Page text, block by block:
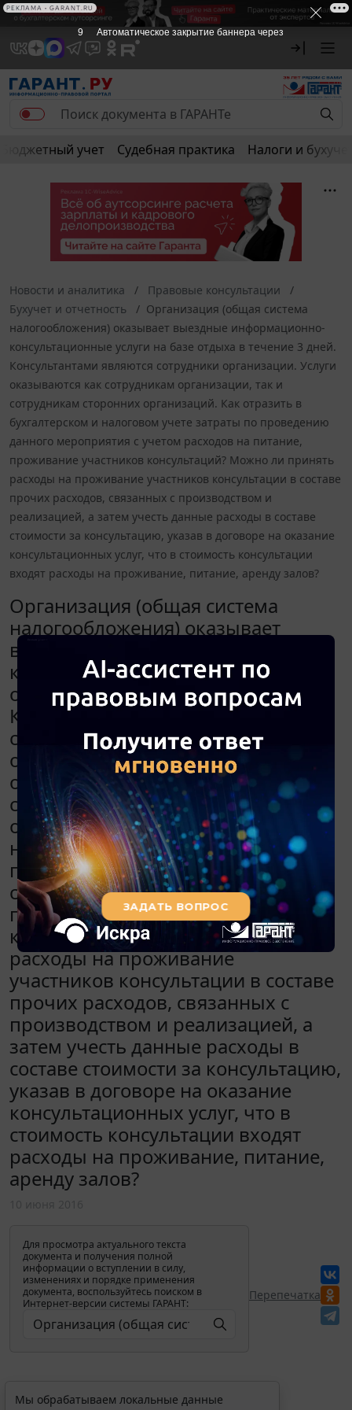
Бюджетный учет Судебная практика Налоги и
Новости и аналитика
Правовые консультации
Бухучет и отчетность
Организация (общая система
налогообложения) оказывает выездные информационно-
консультационные услуги на базе отдыха в течение 3 дней.
Консультантами являются сотрудники организации. Услуги
оказываются как сотрудникам организации, так и
сотрудникам сторонних организаций. Как отразить в
бухгалтерском и налоговом учете затраты по проведению
данного мероприятия с учетом расходов на питание,
проживание участников консультаций? Можно ли принять
расходы на проживание участников консультации в составе
прочих расходов, связанных с производством и
реализацией, а затем учесть данные расходы в составе
стоимости за консультацию, указав в договоре на оказание
консультационных услуг, что в стоимость консультации
входят расходы на проживание, питание, аренду залов?
Организация (общая система
налогообложения) оказывает
выездные информационно-
консультационные услуги на базе
отдыха в течение 3 дней.
Консультантами являются
сотрудники организации. Услуги
оказываются как сотрудникам
организации, так и сотрудникам
сторонних организаций. Как
отразить в бухгалтерском и
налоговом учете затраты по
проведению данного мероприятия
с учетом расходов на питание,
проживание участников
консультаций? Можно ли принять
расходы на проживание
участников консультации в составе
прочих расходов, связанных с
производством и реализацией, а
затем учесть данные расходы в
составе стоимости за консультацию,
указав в договоре на оказание
консультационных услуг, что в
стоимость консультации входят
расходы на проживание, питание,
аренду залов?
Для просмотра актуального текста
документа и получения полной
информации о вступлении в силу,
изменениях и порядке применения
документа, воспользуйтесь поиском в
Интернет-версии системы ГАРАНТ:
Перепечатка
Мы обрабатываем локальные данные
9 Автоматическое закрытие баннера через
РЕКЛАМА • GARANT.RU